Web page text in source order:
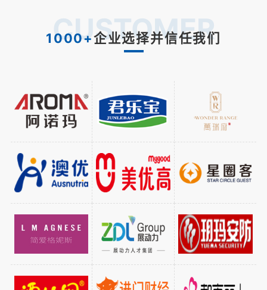
CUSTOMER
1000+企业选择并信任我们